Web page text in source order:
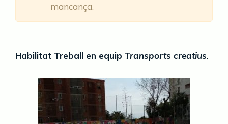
mancança.
Habilitat Treball en equip Transports creatius.